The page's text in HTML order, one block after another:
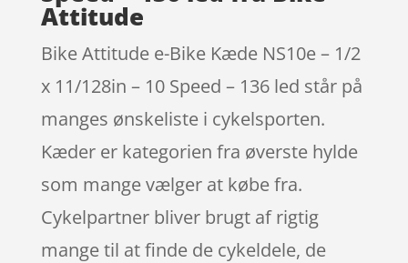
Attitude
Bike Attitude e-Bike Kæde NS10e – 1/2
x 11/128in – 10 Speed – 136 led står på
manges ønskeliste i cykelsporten.
Kæder er kategorien fra øverste hylde
som mange vælger at købe fra.
Cykelpartner bliver brugt af rigtig
mange til at finde de cykeldele, de